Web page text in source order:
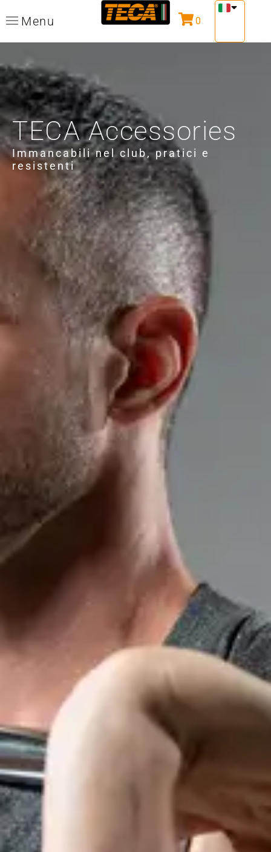
Menu 0
TECA Accessories
Immancabili nel club, pratici e
resistenti